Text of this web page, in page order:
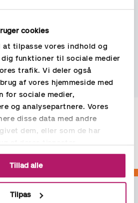
cookies
tilpasse vores indhold og
funktioner til sociale medier
trafik. Vi deler også
af vores hjemmeside med
for sociale medier,
og analysepartnere. Vores
disse data med andre
dem, eller som de har
af deres tjenester.
Tillad alle
Tilpas
af 20 hoteller, primært i Norge og
fortsætte sin internationale vækst
4 lokationer i Danmark og
har aftaler med hotelkæder som
RHG and Scandic Hotels.